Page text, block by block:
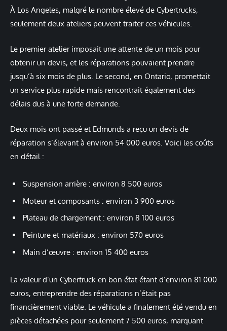
À Los Angeles, malgré le nombre élevé de Cybertrucks,
seulement deux ateliers peuvent traiter ces véhicules.
Le premier atelier imposait une attente de un mois pour
obtenir un devis, et les réparations pouvaient prendre
jusqu’à six mois de plus. Le second, en Ontario, promettait
un service plus rapide mais rencontrait également des
délais dus à une forte demande.
Deux mois ont passé et Edmunds a reçu un devis de
réparation s’élevant à environ 54 000 euros. Voici les coûts
en détail :
Suspension arrière : environ 8 500 euros
Moteur et composants : environ 3 900 euros
Plateau de chargement : environ 8 100 euros
Peinture et matériaux : environ 570 euros
Main d’œuvre : environ 15 400 euros
La valeur d’un Cybertruck en bon état étant d’environ 81 000
euros, entreprendre des réparations n’était pas
financièrement viable. Le véhicule a finalement été vendu en
pièces détachées pour seulement 7 500 euros, marquant